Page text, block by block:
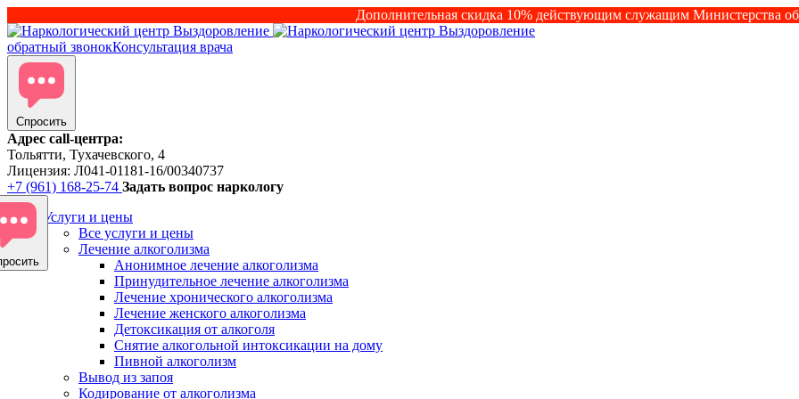
Дополнительная скидка 10% действующим служащим Министерства
обратный звонокКонсультация врача
Спросить
Адрес call-центра:
Тольятти, Тухачевского, 4
Лицензия: Л041-01181-16/00340737
+7 (961) 168-25-74 Задать вопрос наркологу
Услуги и цены
Все услуги и цены
Лечение алкоголизма
Анонимное лечение алкоголизма
Принудительное лечение алкоголизма
Лечение хронического алкоголизма
Лечение женского алкоголизма
Детоксикация от алкоголя
Снятие алкогольной интоксикации на дому
Пивной алкоголизм
Вывод из запоя
Кодирование от алкоголизма